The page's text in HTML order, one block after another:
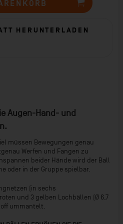
HERUNTERLADEN
Augen-Hand- und
müssen Bewegungen genau
Werfen und Fangen zu
beider Hände wird der Ball
oder in der Gruppe spielbar.
(in sechs
und 3 gelben Lochbällen (Ø 6,7
ummantelt.